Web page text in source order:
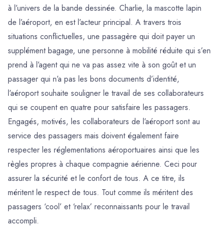
à l’univers de la bande dessinée. Charlie, la mascotte lapin
de l’aéroport, en est l’acteur principal. A travers trois
situations conflictuelles, une passagère qui doit payer un
supplément bagage, une personne à mobilité réduite qui s’en
prend à l’agent qui ne va pas assez vite à son goût et un
passager qui n’a pas les bons documents d’identité,
l’aéroport souhaite souligner le travail de ses collaborateurs
qui se coupent en quatre pour satisfaire les passagers.
Engagés, motivés, les collaborateurs de l’aéroport sont au
service des passagers mais doivent également faire
respecter les réglementations aéroportuaires ainsi que les
règles propres à chaque compagnie aérienne. Ceci pour
assurer la sécurité et le confort de tous. A ce titre, ils
méritent le respect de tous. Tout comme ils méritent des
passagers ‘cool’ et ‘relax’ reconnaissants pour le travail
accompli.